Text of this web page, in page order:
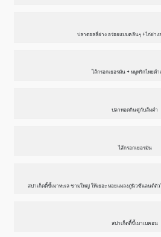
ปลาดอลลี่ย่าง อร่อยแบบคลีนๆ +ไก่ย่า
ไส้กรอกเยอรมัน + หมูพริกไทยด
ปลาทอดกินคู่กับส้มตำ
ไส้กรอกเยอรมัน
สปาเก็ตตี้ขี้เมาทะเล ชามใหญ่ ให้เยอะ หอยแมลงภู่นิวซีแลนด์
สปาเก็ตตี้ขี้เมาเบคอน